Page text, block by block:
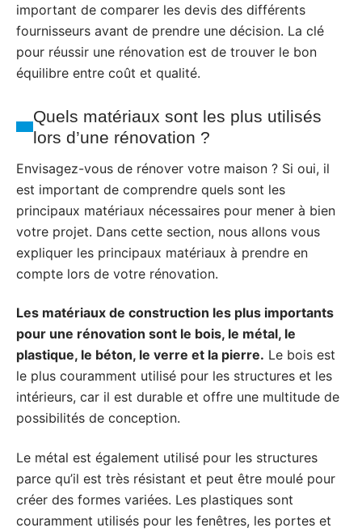
important de comparer les devis des différents
fournisseurs avant de prendre une décision. La clé
pour réussir une rénovation est de trouver le bon
équilibre entre coût et qualité.
Quels matériaux sont les plus utilisés
lors d’une rénovation ?
Envisagez-vous de rénover votre maison ? Si oui, il
est important de comprendre quels sont les
principaux matériaux nécessaires pour mener à bien
votre projet. Dans cette section, nous allons vous
expliquer les principaux matériaux à prendre en
compte lors de votre rénovation.
Les matériaux de construction les plus importants
pour une rénovation sont le bois, le métal, le
plastique, le béton, le verre et la pierre. Le bois est
le plus couramment utilisé pour les structures et les
intérieurs, car il est durable et offre une multitude de
possibilités de conception.
Le métal est également utilisé pour les structures
parce qu’il est très résistant et peut être moulé pour
créer des formes variées. Les plastiques sont
couramment utilisés pour les fenêtres, les portes et